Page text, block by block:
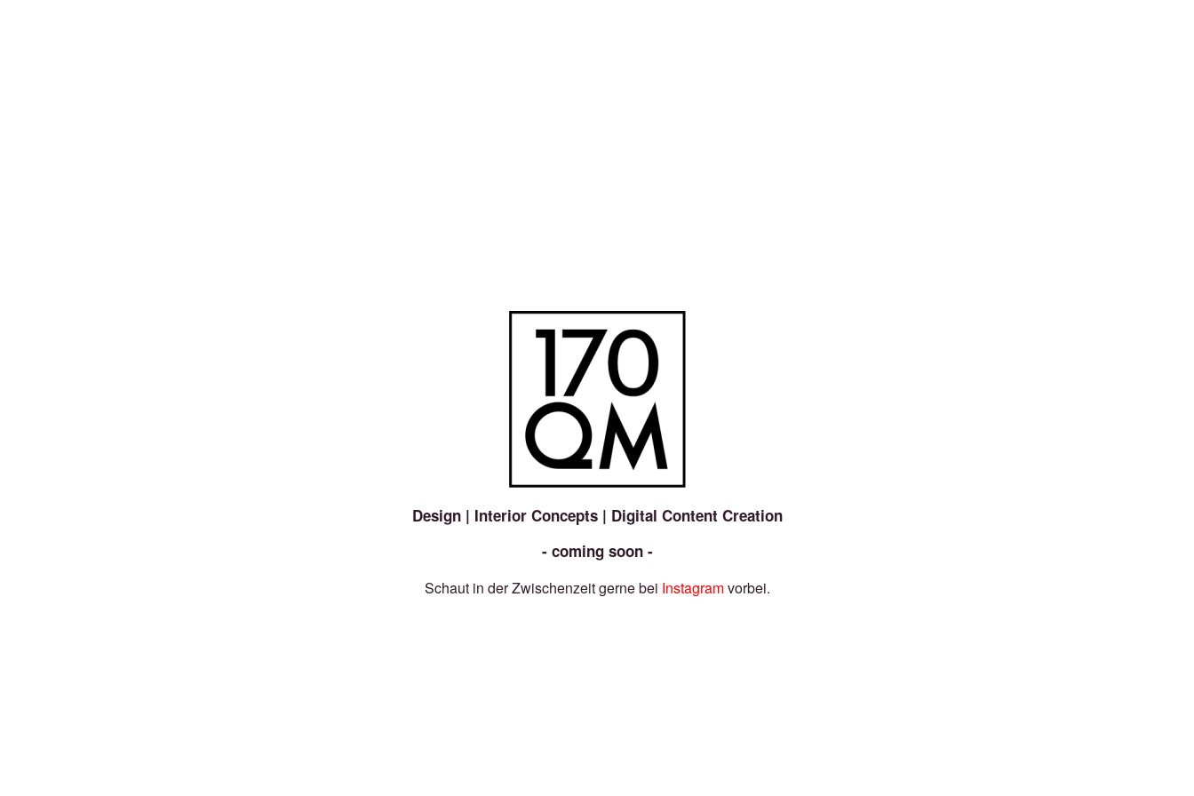
Design | Interior Concepts | Digital Content Creation
- coming soon -
Schaut in der Zwischenzeit gerne bei Instagramvorbei.